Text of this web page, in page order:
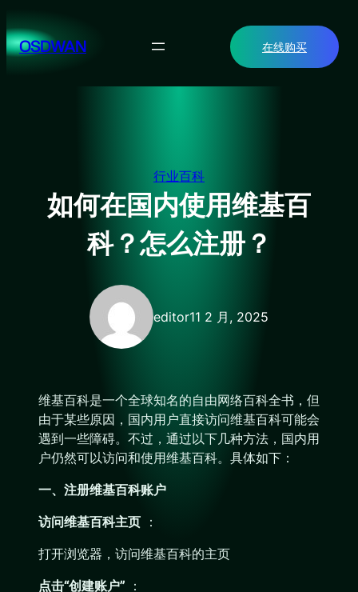
至
内OSDWAN 在线购买
行业百科
如何在国内使用维基百
科？怎么注册？
editor11 2 月, 2025
维基百科是一个全球知名的自由网络百科全书，但
由于某些原因，国内用户直接访问维基百科可能会
遇到一些障碍。不过，通过以下几种方法，国内用
户仍然可以访问和使用维基百科。具体如下：
一、注册维基百科账户
访问维基百科主页 ：
打开浏览器，访问维基百科的主页
点击“创建账户” ：